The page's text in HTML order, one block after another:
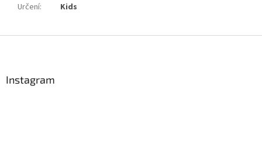
Určení: Kids
Instagram